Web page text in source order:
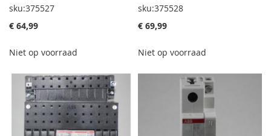
sku:375527
€ 64,99
Niet op voorraad
sku:375528
€ 69,99
Niet op voorraad